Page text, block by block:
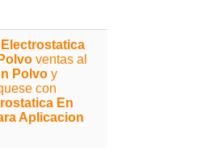
ventas al
Polvo y
con
En
Aplicacion